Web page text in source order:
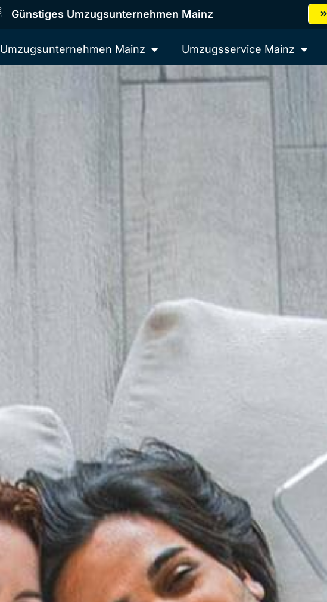
Günstiges Umzugsunternehmen Mainz
Umzugsunternehmen Mainz Umzugsservice Mainz